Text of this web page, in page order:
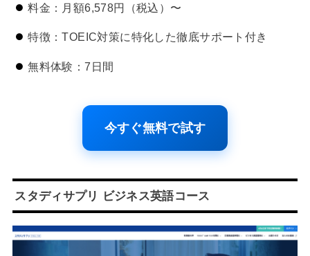
料金：月額6,578円（税込）〜
特徴：TOEIC対策に特化した徹底サポート付き
無料体験：7日間
今すぐ無料で試す
スタディサプリ ビジネス英語コース